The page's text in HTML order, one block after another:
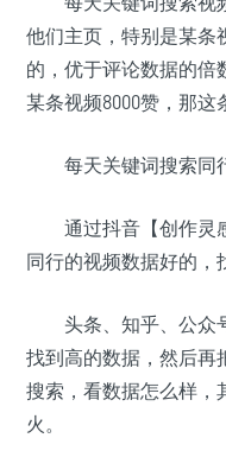
他们主页，特别是某条
的，优于评论数据的倍
某条视频8000赞，那这
每天关键词搜索同行
通过抖音【创作灵
同行的视频数据好的，
头条、知乎、公众号
找到高的数据，然后再
搜索，看数据怎么样，
火。